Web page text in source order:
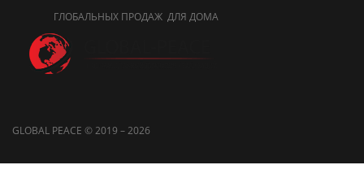
ГЛОБАЛЬНЫХ ПРОДАЖ ДЛЯ ДОМА
GLOBAL PEACE © 2019 – 2026